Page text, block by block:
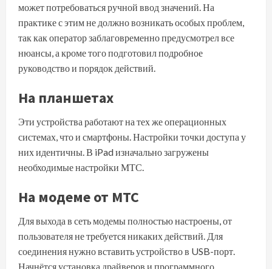
может потребоваться ручной ввод значений. На
практике с этим не должно возникать особых проблем,
так как оператор заблаговременно предусмотрел все
нюансы, а кроме того подготовил подробное
руководство и порядок действий.
На планшетах
Эти устройства работают на тех же операционных
системах, что и смартфоны. Настройки точки доступа у
них идентичны. В iPad изначально загружены
необходимые настройки МТС.
На модеме от МТС
Для выхода в сеть модемы полностью настроены, от
пользователя не требуется никаких действий. Для
соединения нужно вставить устройство в USB-порт.
Начнётся установка драйверов и программного